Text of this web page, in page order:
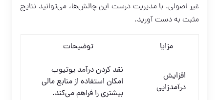
غیر اصولی. با مدیریت درست این چالش‌ها، می‌توانید نتایج
مثبت به دست آورید.
مزایا توضیحات
افزایش
درآمدزایی
نقد کردن درآمد یوتیوب
امکان استفاده از منابع مالی
بیشتری را فراهم می‌کند.